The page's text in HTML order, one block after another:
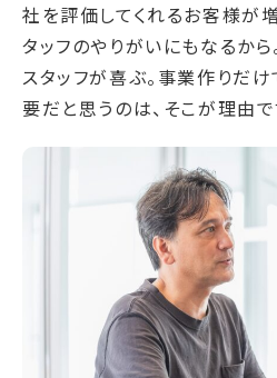
社を評価してくれるお客様が
タッフのやりがいにもなるから
スタッフが喜ぶ。事業作りだ
要だと思うのは、そこが理由で